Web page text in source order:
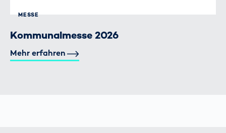
MESSE
Kommunalmesse 2026
Mehr erfahren